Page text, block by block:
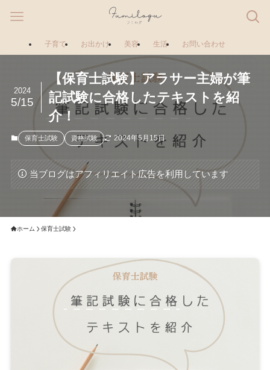
子育て お出かけ 美容 生活 お問い合わせ
【保育士試験】アラサー主婦が筆
記試験に合格したテキストを紹
介！
2024
5/15
保育士試験 資格試験 2024年5月15日
当ブログはアフィリエイト広告を利用しています
ホーム 保育士試験